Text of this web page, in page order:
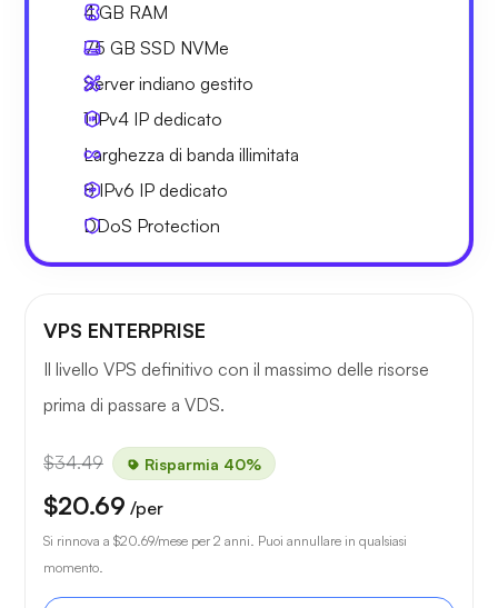
4 GB RAM
75 GB SSD NVMe
Server indiano gestito
1 IPv4 IP dedicato
Larghezza di banda illimitata
8 IPv6 IP dedicato
DDoS Protection
VPS ENTERPRISE
Il livello VPS definitivo con il massimo delle risorse
prima di passare a VDS.
$34.49 Risparmia 40%
$20.69 /per
Si rinnova a $20.69/mese per 2 anni. Puoi annullare in qualsiasi
momento.